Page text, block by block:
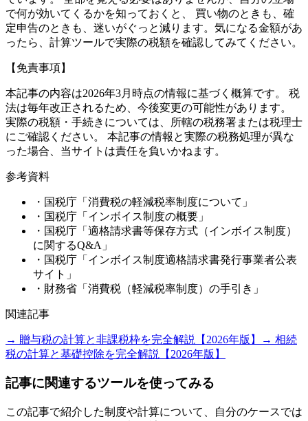
で何が効いてくるかを知っておくと、 買い物のときも、確
定申告のときも、迷いがぐっと減ります。気になる金額があ
ったら、計算ツールで実際の税額を確認してみてください。
【免責事項】
本記事の内容は2026年3月時点の情報に基づく概算です。 税
法は毎年改正されるため、今後変更の可能性があります。
実際の税額・手続きについては、所轄の税務署または税理士
にご確認ください。 本記事の情報と実際の税務処理が異な
った場合、当サイトは責任を負いかねます。
参考資料
・国税庁「消費税の軽減税率制度について」
・国税庁「インボイス制度の概要」
・国税庁「適格請求書等保存方式（インボイス制度）
に関するQ&A」
・国税庁「インボイス制度適格請求書発行事業者公表
サイト」
・財務省「消費税（軽減税率制度）の手引き」
関連記事
→ 贈与税の計算と非課税枠を完全解説【2026年版】
→ 相続
税の計算と基礎控除を完全解説【2026年版】
記事に関連するツールを使ってみる
この記事で紹介した制度や計算について、自分のケースでは